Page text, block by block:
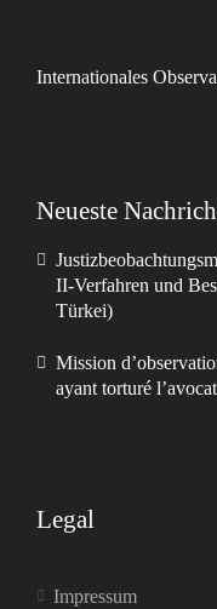
Internationales
Neueste
II-Verfahren und
Türkei)
Mission
ayant torturé
Legal
Impressum